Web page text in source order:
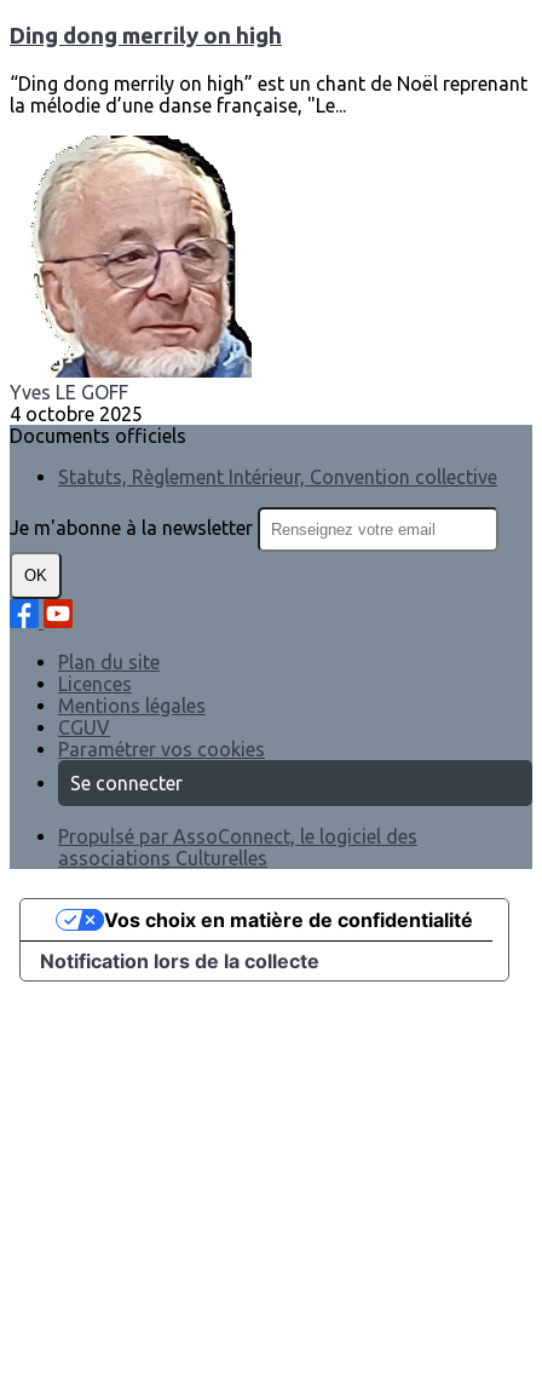
Ding dong merrily on high
“Ding dong merrily on high” est un chant de Noël reprenant
la mélodie d’une danse française, "Le...
Yves LE GOFF
4 octobre 2025
Documents officiels
Statuts, Règlement Intérieur, Convention collective
Je m'abonne à la newsletter
OK
Plan du site
Licences
Mentions légales
CGUV
Paramétrer vos cookies
Se connecter
Propulsé par AssoConnect, le logiciel des
associations Culturelles
Notification lors de la collecte
Vos choix en matière de confidentialité